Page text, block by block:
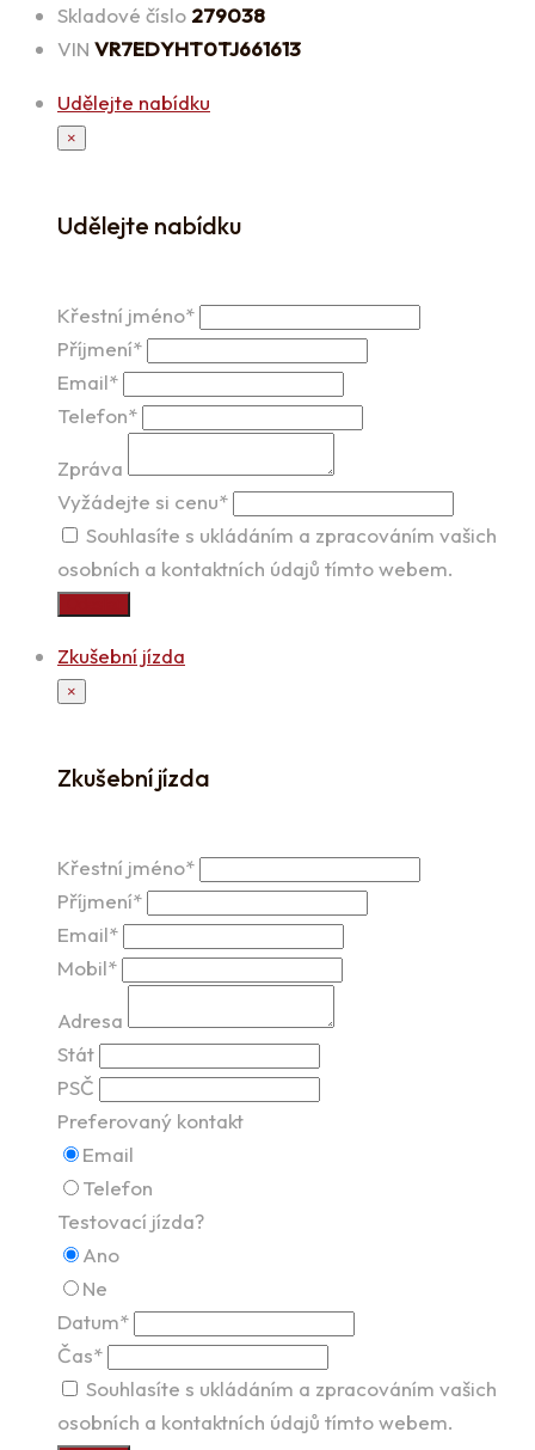
Skladové číslo279038
VIN VR7EDYHT0TJ661613
Udělejte nabídku
×
Udělejte nabídku
Křestní jméno*
Příjmení*
Email*
Telefon*
Zpráva
Vyžádejte si cenu*
Souhlasíte s ukládáním a zpracováním vašich
osobních a kontaktních údajů tímto webem.
Zkušební jízda
×
Zkušební jízda
Křestní jméno*
Příjmení*
Email*
Mobil*
Adresa
Stát
PSČ
Preferovaný kontakt
Email
Telefon
Testovací jízda?
Ano
Ne
Datum*
Čas*
Souhlasíte s ukládáním a zpracováním vašich
osobních a kontaktních údajů tímto webem.